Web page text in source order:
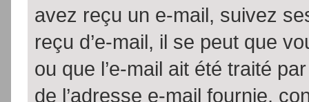
avez reçu un e-mail, suivez
reçu d’e-mail, il se peut que
ou que l’e-mail ait été traité
de l’adresse e-mail fournie,